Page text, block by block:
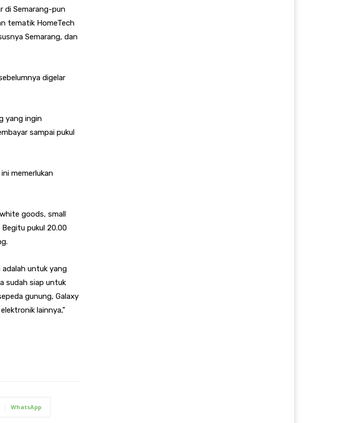
di Semarang-pun
tematik HomeTech
Semarang, dan
digelar
yang ingin
sampai pukul
memerlukan
goods, small
pukul 20.00
adalah untuk yang
sudah siap untuk
gunung, Galaxy
lainnya,”
WhatsApp